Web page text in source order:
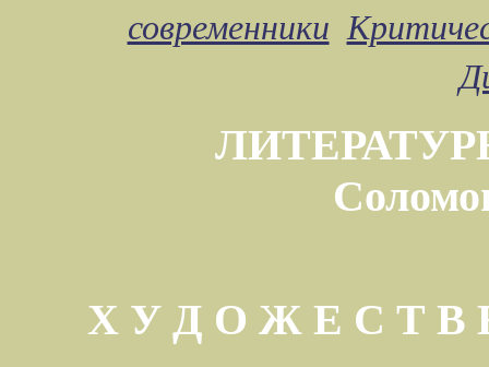
современники
Х У Д О Ж Е С Т